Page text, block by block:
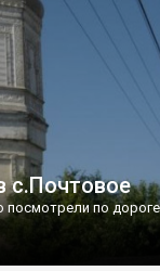
с.Почтовое
по дороге